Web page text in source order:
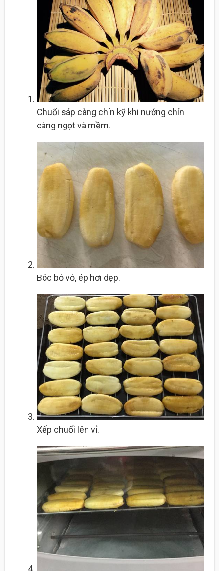
Chuối sáp càng chín kỹ khi nướng chín
càng ngọt và mềm.
Bóc bỏ vỏ, ép hơi dẹp.
Xếp chuối lên vỉ.